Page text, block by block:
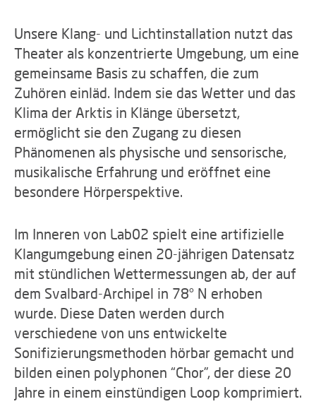
Unsere Klang- und Lichtinstallation nutzt das
Theater als konzentrierte Umgebung, um eine
gemeinsame Basis zu schaffen, die zum
Zuhören einläd. Indem sie das Wetter und das
Klima der Arktis in Klänge übersetzt,
ermöglicht sie den Zugang zu diesen
Phänomenen als physische und sensorische,
musikalische Erfahrung und eröffnet eine
besondere Hörperspektive.
Im Inneren von Lab02 spielt eine artifizielle
Klangumgebung einen 20-jährigen Datensatz
mit stündlichen Wettermessungen ab, der auf
dem Svalbard-Archipel in 78° N erhoben
wurde. Diese Daten werden durch
verschiedene von uns entwickelte
Sonifizierungsmethoden hörbar gemacht und
bilden einen polyphonen “Chor”, der diese 20
Jahre in einem einstündigen Loop komprimiert.